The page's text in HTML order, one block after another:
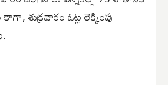
శుక్రవారం ఓట్ల లెక్కింపు